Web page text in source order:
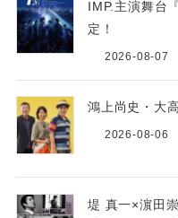
IMP.主演舞台
定！
2026-08-07
鴻上尚史・大
2026-08-06
堤 真一×濵田